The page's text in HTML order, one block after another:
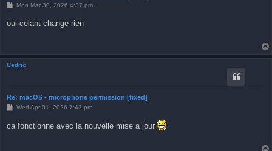
P
s
t
Mon Mar 30, 2026 4:37 pm
oui celant change rien
Cedric
Re: macOS - microphone permission [fixed]
P
t
Wed Apr 01, 2026 7:43 pm
ca fonctionne avec la nouvelle mise a jour